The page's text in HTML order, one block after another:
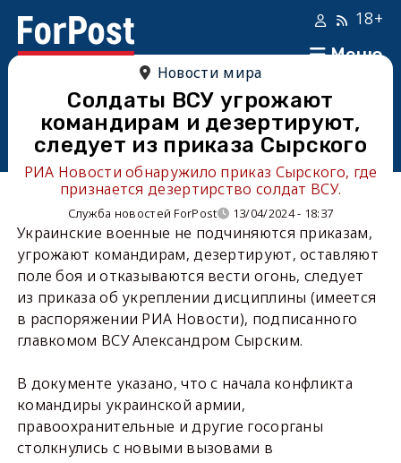
Меню
18+
Новости мира
Солдаты ВСУ угрожают
командирам и дезертируют,
следует из приказа Сырского
РИА Новости обнаружило приказ Сырского, где
признается дезертирство солдат ВСУ.
Служба новостей ForPost 13/04/2024 - 18:37
Украинские военные не подчиняются приказам,
угрожают командирам, дезертируют, оставляют
поле боя и отказываются вести огонь, следует
из приказа об укреплении дисциплины (имеется
в распоряжении РИА Новости), подписанного
главкомом ВСУ Александром Сырским.
В документе указано, что с начала конфликта
командиры украинской армии,
правоохранительные и другие госорганы
столкнулись с новыми вызовами в